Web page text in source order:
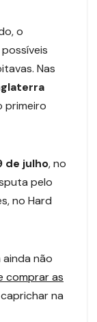
o
Nas
primeiro
de julho, no
pelo
no Hard
não
comprar as
na